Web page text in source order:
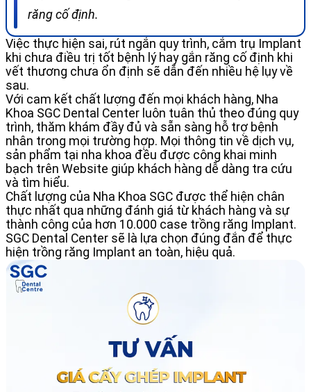
răng cố định.
Việc thực hiện sai, rút ngắn quy trình, cắm trụ Implant
khi chưa điều trị tốt bệnh lý hay gắn răng cố định khi
vết thương chưa ổn định sẽ dẫn đến nhiều hệ lụy về
sau.
Với cam kết chất lượng đến mọi khách hàng, Nha
Khoa SGC Dental Center luôn tuân thủ theo đúng quy
trình, thăm khám đầy đủ và sẵn sàng hỗ trợ bệnh
nhân trong mọi trường hợp. Mọi thông tin về dịch vụ,
sản phẩm tại nha khoa đều được công khai minh
bạch trên Website giúp khách hàng dễ dàng tra cứu
và tìm hiểu.
Chất lượng của Nha Khoa SGC được thể hiện chân
thực nhất qua những đánh giá từ khách hàng và sự
thành công của hơn 10.000 case trồng răng Implant.
SGC Dental Center sẽ là lựa chọn đúng đắn để thực
hiện trồng răng Implant an toàn, hiệu quả.